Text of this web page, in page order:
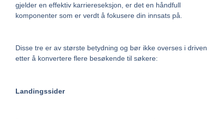
gjelder en effektiv karriereseksjon, er det en håndfull
komponenter som er verdt å fokusere din innsats på.
Disse tre er av største betydning og bør ikke overses i driven
etter å konvertere flere besøkende til søkere:
Landingssider